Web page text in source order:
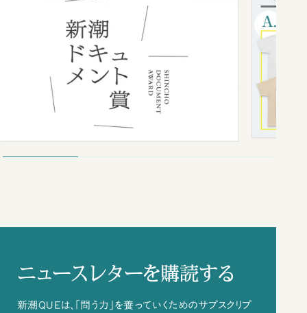
ニュースレターを購読する
新潮QUEは、「問う力」を養っていくためのサブスクリプ